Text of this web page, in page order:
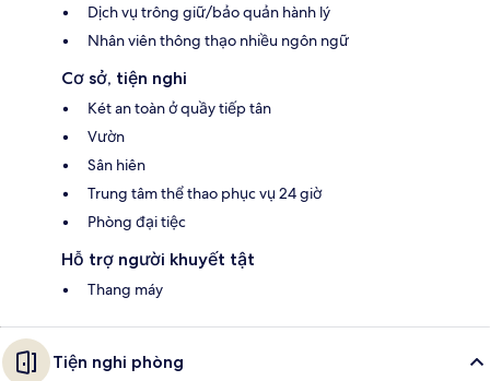
Dịch vụ trông giữ/bảo quản hành lý
Nhân viên thông thạo nhiều ngôn ngữ
Cơ sở, tiện nghi
Két an toàn ở quầy tiếp tân
Vườn
Sân hiên
Trung tâm thể thao phục vụ 24 giờ
Phòng đại tiệc
Hỗ trợ người khuyết tật
Thang máy
Tiện nghi phòng